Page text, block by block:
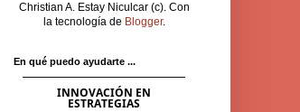
Christian A. Estay Niculcar (c). Con
la tecnología de Blogger.
En qué puedo ayudarte ...
INNOVACIÓN EN
ESTRATEGIAS